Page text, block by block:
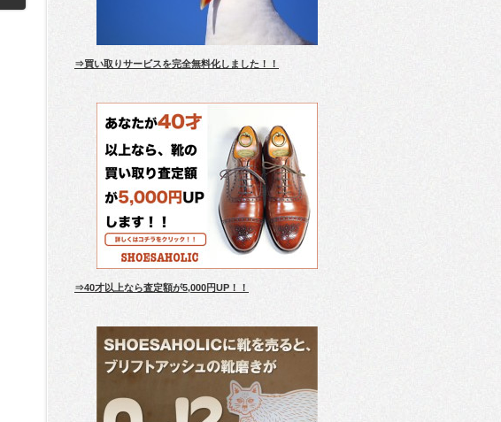
⇒買い取りサービスを完全無料化しました！！
⇒40才以上なら査定額が5,000円UP！！